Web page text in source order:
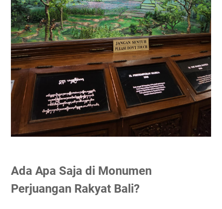
Ada Apa Saja di Monumen
Perjuangan Rakyat Bali?